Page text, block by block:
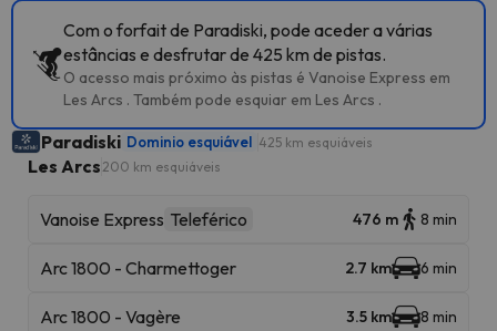
Com o forfait de Paradiski, pode aceder a várias
estâncias e desfrutar de 425 km de pistas.
O acesso mais próximo às pistas é Vanoise Express em
Les Arcs . Também pode esquiar em Les Arcs .
Paradiski Dominio esquiável 425 km esquiáveis
Les Arcs 200 km esquiáveis
Vanoise Express Teleférico 476 m 8 min
Arc 1800 - Charmettoger 2.7 km 6 min
Arc 1800 - Vagère 3.5 km 8 min